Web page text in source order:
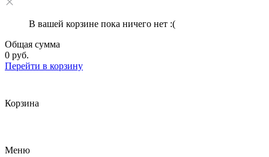
В вашей корзине пока ничего нет :(
Общая сумма
0 руб.
Перейти в корзину
Корзина
Меню